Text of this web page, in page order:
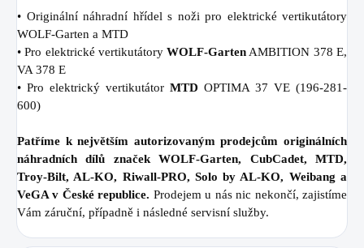
• Originální náhradní hřídel s noži pro elektrické vertikutátory
WOLF-Garten a MTD
• Pro elektrické vertikutátoryWOLF-Garten AMBITION 378 E,
VA 378 E
• Pro elektrický vertikutátor MTD OPTIMA 37 VE (196-281-
600)
Patříme k největším autorizovaným prodejcům originálních
náhradních dílů značek WOLF-Garten, CubCadet, MTD,
Troy-Bilt, AL-KO, Riwall-PRO, Solo by AL-KO, Weibang a
VeGA v České republice. Prodejem u nás nic nekončí, zajistíme
Vám záruční, případně i následné servisní služby.